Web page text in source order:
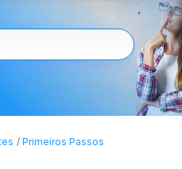
Primeiros Passos